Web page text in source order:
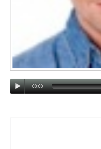
00:00